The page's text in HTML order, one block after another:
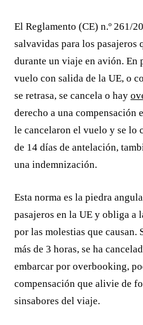
El Reglamento (CE) n.º 261/
salvavidas para los pasajeros
durante un viaje en avión. En
vuelo con salida de la UE, o
se retrasa, se cancela o hay
derecho a una compensación
le cancelaron el vuelo y se lo
de 14 días de antelación,
una indemnización.
Esta norma es la piedra
pasajeros en la UE y obliga a
por las molestias que causan.
más de 3 horas, se ha
embarcar por overbooking,
compensación que alivie de
sinsabores del viaje.